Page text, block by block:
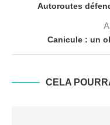
Autoroutes
Canicule : un
CELA